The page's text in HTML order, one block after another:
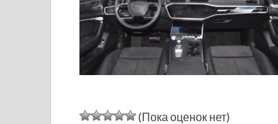
(Пока оценок нет)